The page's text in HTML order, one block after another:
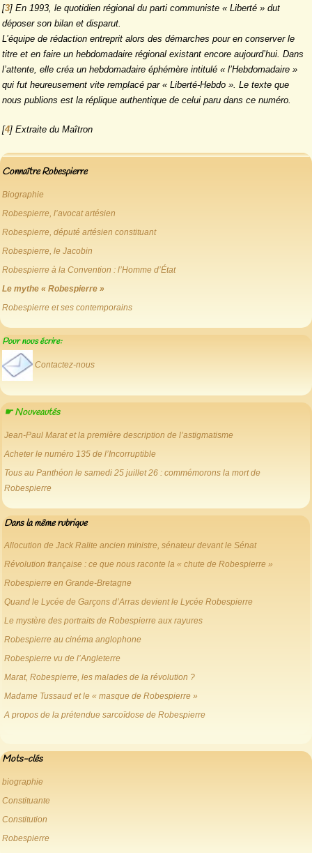
[3] En 1993, le quotidien régional du parti communiste « Liberté » dut
déposer son bilan et disparut.
L’équipe de rédaction entreprit alors des démarches pour en conserver le
titre et en faire un hebdomadaire régional existant encore aujourd’hui. Dans
l’attente, elle créa un hebdomadaire éphémère intitulé « l’Hebdomadaire »
qui fut heureusement vite remplacé par « Liberté-Hebdo ». Le texte que
nous publions est la réplique authentique de celui paru dans ce numéro.
[4] Extraite du Maîtron
Connaître Robespierre
Biographie
Robespierre, l’avocat artésien
Robespierre, député artésien constituant
Robespierre, le Jacobin
Robespierre à la Convention : l’Homme d’État
Le mythe « Robespierre »
Robespierre et ses contemporains
Pour nous écrire:
Contactez-nous
☛ Nouveautés
Jean-Paul Marat et la première description de l’astigmatisme
Acheter le numéro 135 de l’Incorruptible
Tous au Panthéon le samedi 25 juillet 26 : commémorons la mort de
Robespierre
Dans la même rubrique
Allocution de Jack Ralite ancien ministre, sénateur devant le Sénat
Révolution française : ce que nous raconte la « chute de Robespierre »
Robespierre en Grande-Bretagne
Quand le Lycée de Garçons d’Arras devient le Lycée Robespierre
Le mystère des portraits de Robespierre aux rayures
Robespierre au cinéma anglophone
Robespierre vu de l’Angleterre
Marat, Robespierre, les malades de la révolution ?
Madame Tussaud et le « masque de Robespierre »
A propos de la prétendue sarcoïdose de Robespierre
Mots-clés
biographie
Constituante
Constitution
Robespierre